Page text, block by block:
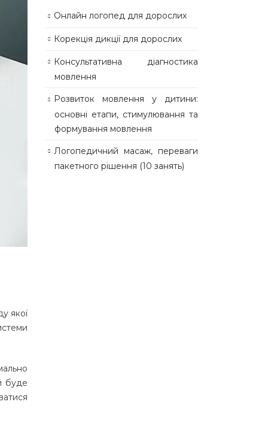
якої
буде
Онлайн логопед для дорослих
Корекція дикції для дорослих
Консультативна діагностика
мовлення
Розвиток мовлення у дитини:
основні етапи, стимулювання та
формування мовлення
Логопедичний масаж, переваги
пакетного рішення (10 занять)